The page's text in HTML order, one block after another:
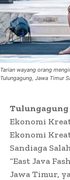
Tarian wayang orang
Tulungagung, Jawa Timur
Tulungagung
Ekonomi
Ekonomi
Sandiaga
“East Java
Jawa Timur,